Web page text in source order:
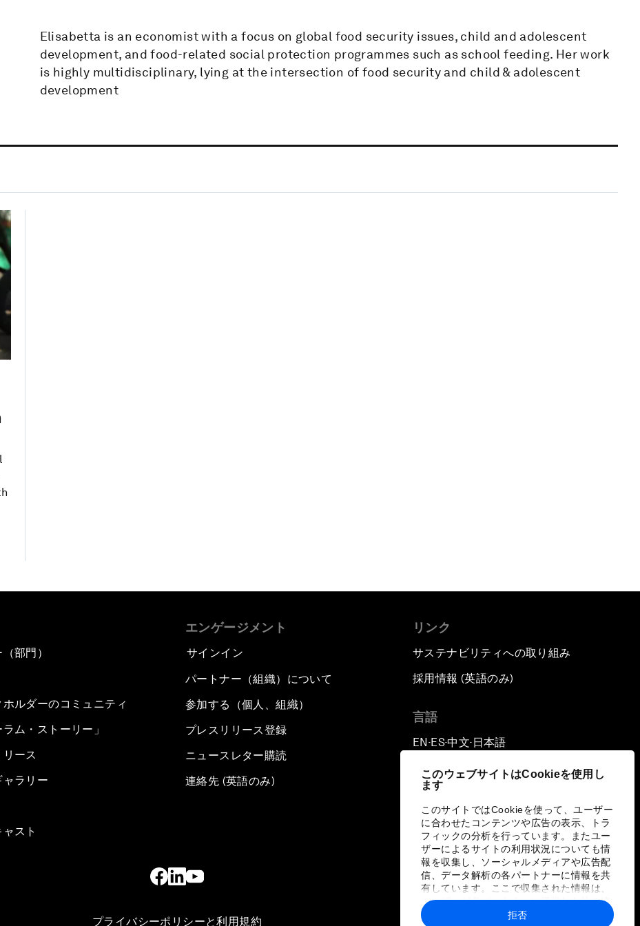
このウェブサイトはCookieを使用し
ます
このサイトではCookieを使って、ユーザー
に合わせたコンテンツや広告の表示、トラ
フィックの分析を行っています。またユー
ザーによるサイトの利用状況についても情
報を収集し、ソーシャルメディアや広告配
信、データ解析の各パートナーに情報を共
有しています。ここで収集された情報は、
ユーザーが各パートナーに提供した他の情
報や各パートナーのサービスを使用した際
拒否
Elisabetta is an economist with a focus on global food security issues, child and adolescent
development, and food-related social protection programmes such as school feeding. Her work
is highly multidisciplinary, lying at the intersection of food security and child & adolescent
development
部門）
ホルダーのコミュニティ
ラム・ストーリー」
ース
ャラリー
スト
エンゲージメント
サインイン
パートナー（組織）について
参加する（個人、組織）
プレスリリース登録
ニュースレター購読
連絡先 (英語のみ)
リンク
サステナビリティへの取り組み
採用情報 (英語のみ)
言語
EN ▪ ES▪中文▪ 日本語
プライバシーポリシーと利用規約